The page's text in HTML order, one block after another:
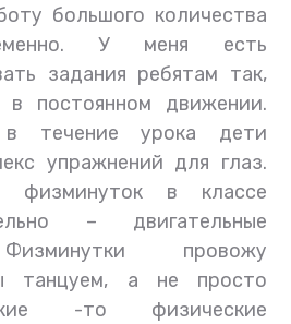
большого количества
У меня есть
задания ребятам так,
постоянном движении.
в течение урока дети
упражнений для глаз.
физминуток в классе
– двигательные
провожу
танцуем, а не просто
-то физические